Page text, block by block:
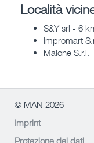
Località
S&Y srl - 6
Impromart
Maione S.r.l.
© MAN 2026
Imprint
Protezione dei dati